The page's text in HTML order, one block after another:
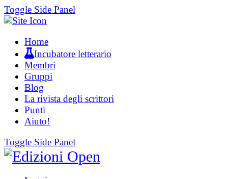
Toggle Side Panel
Home
Incubatore letterario
Membri
Gruppi
Blog
La rivista degli scrittori
Punti
Aiuto!
Toggle Side Panel